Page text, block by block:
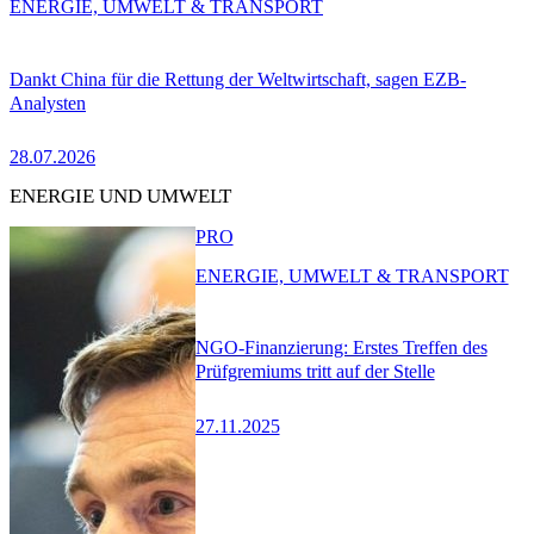
Dankt China für die Rettung der Weltwirtschaft, sagen EZB-
Analysten
28.07.2026
ENERGIE, UMWELT & TRANSPORT
ENERGIE UND UMWELT
NGO-Finanzierung: Erstes Treffen des
Prüfgremiums tritt auf der Stelle
27.11.2025
PRO
ENERGIE, UMWELT & TRANSPORT